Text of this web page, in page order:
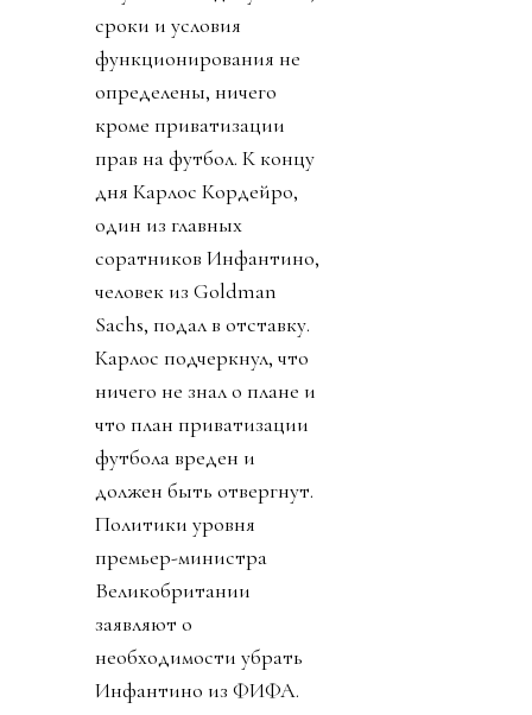
сроки и условия
функционирования не
определены, ничего
кроме приватизации
прав на футбол. К концу
дня Карлос Кордейро,
один из главных
соратников Инфантино,
человек из Goldman
Sachs, подал в отставку.
Карлос подчеркнул, что
ничего не знал о плане и
что план приватизации
футбола вреден и
должен быть отвергнут.
Политики уровня
премьер-министра
Великобритании
заявляют о
необходимости убрать
Инфантино из ФИФА.